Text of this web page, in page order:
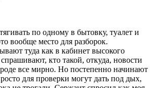
по одному в бытовку, туалет и
вообще место для разборок.
туда как в кабинет высокого
кто такой, откуда, новости
все мирно. Но постепенно начинают
для проверки могут дать под дых,